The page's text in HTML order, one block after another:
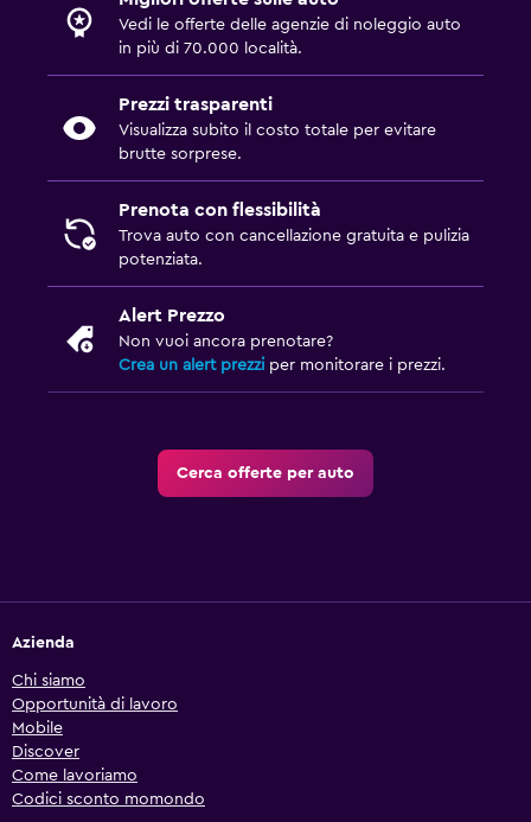
Vedi le offerte delle agenzie di noleggio auto
in più di 70.000 località.
Prezzi trasparenti
Visualizza subito il costo totale per evitare
brutte sorprese.
Prenota con flessibilità
Trova auto con cancellazione gratuita e pulizia
potenziata.
Alert Prezzo
Non vuoi ancora prenotare?
Crea un alert prezzi per monitorare i prezzi.
Cerca offerte per auto
Azienda
Chi siamo
Opportunità di lavoro
Mobile
Discover
Come lavoriamo
Codici sconto momondo